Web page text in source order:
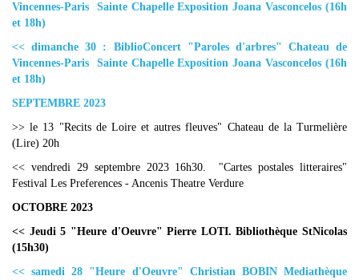
Vincennes-Paris Sainte Chapelle Exposition Joana Vasconcelos (16h
et 18h)
<< dimanche 30 : BiblioConcert "Paroles d'arbres" Chateau de
Vincennes-Paris Sainte Chapelle Exposition Joana Vasconcelos (16h
et 18h)
SEPTEMBRE 2023
>> le 13 "Recits de Loire et autres fleuves" Chateau de la Turmelière
(Lire) 20h
<< vendredi 29 septembre 2023 16h30. "Cartes postales litteraires"
Festival Les Preferences - Ancenis Theatre Verdure
OCTOBRE 2023
<< Jeudi 5 "Heure d'Oeuvre" Pierre LOTI. Bibliothèque StNicolas
(15h30)
<< samedi 28 "Heure d'Oeuvre" Christian BOBIN Mediathèque